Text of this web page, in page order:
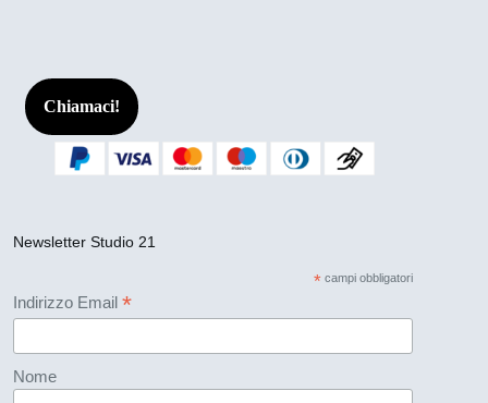
Chiamaci!
Newsletter Studio 21
*campi obbligatori
Indirizzo Email *
Nome